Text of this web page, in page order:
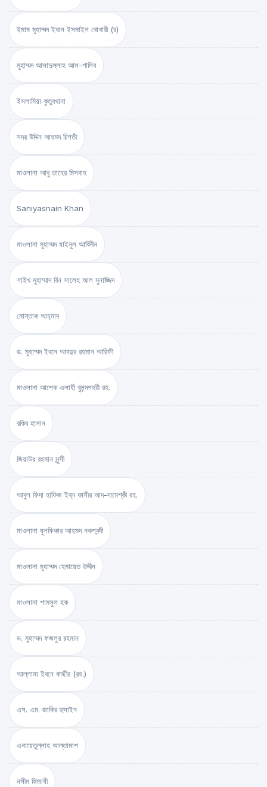
ইমাম মুহাম্মদ ইবনে ইসমাইল বোখারী (র)
মুহাম্মদ আসাদুল্লাহ আল-গালিব
ইসলামিয়া কুতুবখানা
সদর উদ্দিন আহমদ চিশতী
মাওলানা আবু তাহের মিসবাহ
Saniyasnain Khan
মাওলানা মুহাম্মদ যাইনুল আবিদীন
শাইখ মুহাম্মাদ বিন সালেহ আল মুনাজ্জিদ
মোস্তাক আহ্‌মাদ
ড. মুহাম্মদ ইবনে আবদুর রহমান আরিফী
মাওলানা আশেক এলাহী বুলন্দশহরী রহ.
রকিব হাসান
জিয়াউর রহমান মুন্সী
আবুল ফিদা হাফিজ ইব্‌ন কাসীর আদ-দামেশ্‌কী রহ.
মাওলানা যুলফিকার আহমদ নকশবন্দী
মাওলানা মুহাম্মদ হেমায়েত উদ্দীন
মাওলানা শামসুল হক
ড. মুহাম্মদ ফজলুর রহমান
আল্লামা ইবনে কাছীর (রহ.)
এস. এম. জাকির হুসাইন
এনায়েতুল্লাহ আল্‌তামাশ
নসীম হিজাযী